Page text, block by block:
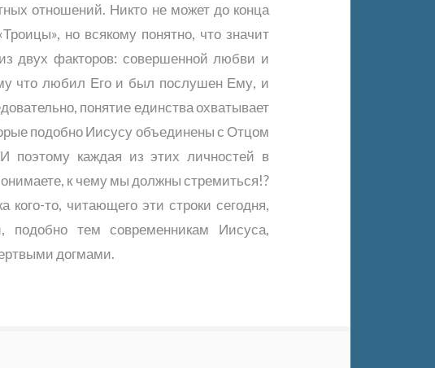
отношений. Никто не может до конца
но всякому понятно, что значит
двух факторов: совершенной любви и
что любил Его и был послушен Ему, и
понятие единства охватывает
подобно Иисусу объединены с Отцом
каждая из этих личностей в
к чему мы должны стремиться!?
то, читающего эти строки сегодня,
тем современникам Иисуса,
догмами.